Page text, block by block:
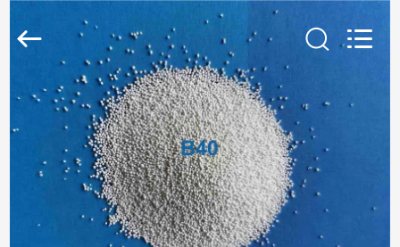
CASA
PRODOTTI
Abrasive
Import&Export
Reserved.